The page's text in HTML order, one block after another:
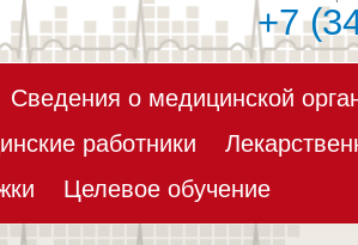
+7
Сведения о медицинской
работники
Целевое обучение